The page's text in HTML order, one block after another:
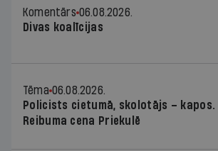
Komentārs 06.08.2026.
Divas koalīcijas
Tēma 06.08.2026.
Policists cietumā, skolotājs – kapos.
Reibuma cena Priekulē